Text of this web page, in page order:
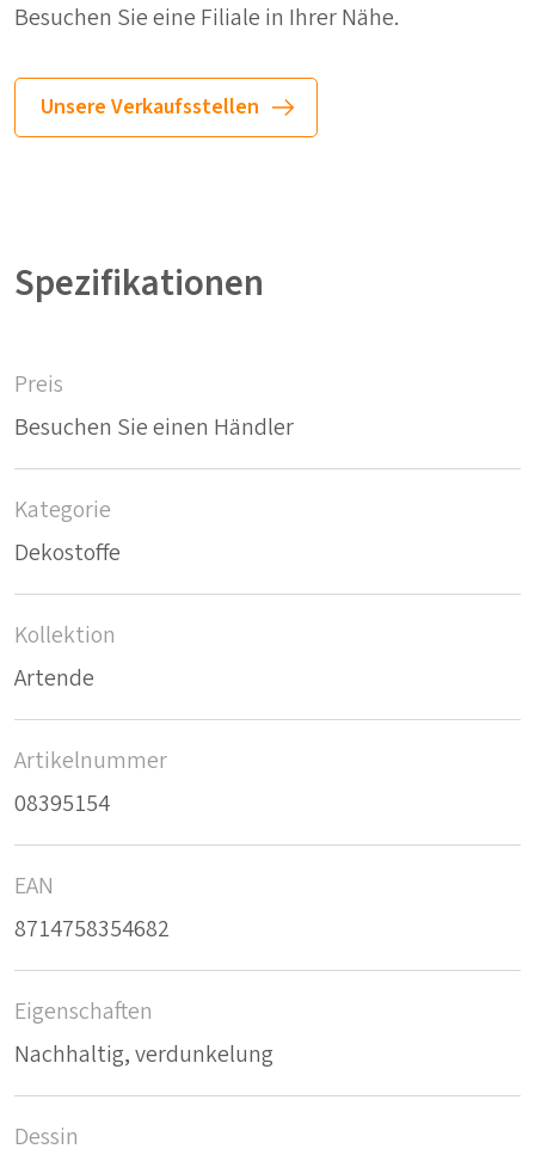
Besuchen Sie eine Filiale in Ihrer Nähe.
Unsere Verkaufsstellen
Spezifikationen
Preis
Besuchen Sie einen Händler
Kategorie
Dekostoffe
Kollektion
Artende
Artikelnummer
08395154
EAN
8714758354682
Eigenschaften
Nachhaltig, verdunkelung
Dessin